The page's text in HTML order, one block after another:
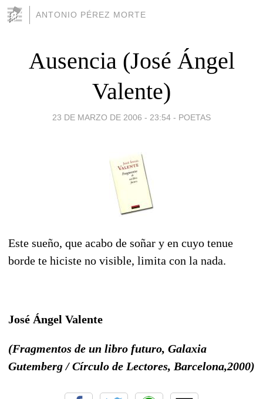
ANTONIO PÉREZ MORTE
Ausencia (José Ángel
Valente)
23 DE MARZO DE 2006 - 23:54 - POETAS
Este sueño, que acabo de soñar y en cuyo tenue
borde te hiciste no visible, limita con la nada.
José Ángel Valente
(Fragmentos de un libro futuro, Galaxia
Gutemberg / Círculo de Lectores, Barcelona,2000)